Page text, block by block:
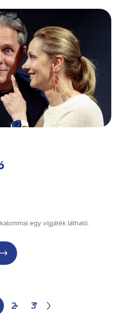
egy vígjáték látható.
Oldal
2 Oldal
3
Következő